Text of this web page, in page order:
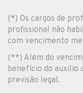
(*) Os cargos de
profissional não
com vencimento
(**) Além do
benefício do auxilio
previsão legal.